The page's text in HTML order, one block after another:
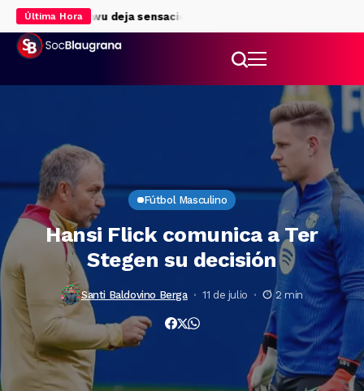
Última Hora
Barça Bisiwu deja sensaciones positivas en su debut
Fútbol Masculino
Hansi Flick comunica a Ter
Stegen su decisión
Santi Baldovino Berga 11 de julio 2 min